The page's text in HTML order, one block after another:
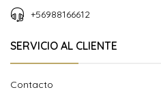
+56988166612
SERVICIO AL CLIENTE
Contacto